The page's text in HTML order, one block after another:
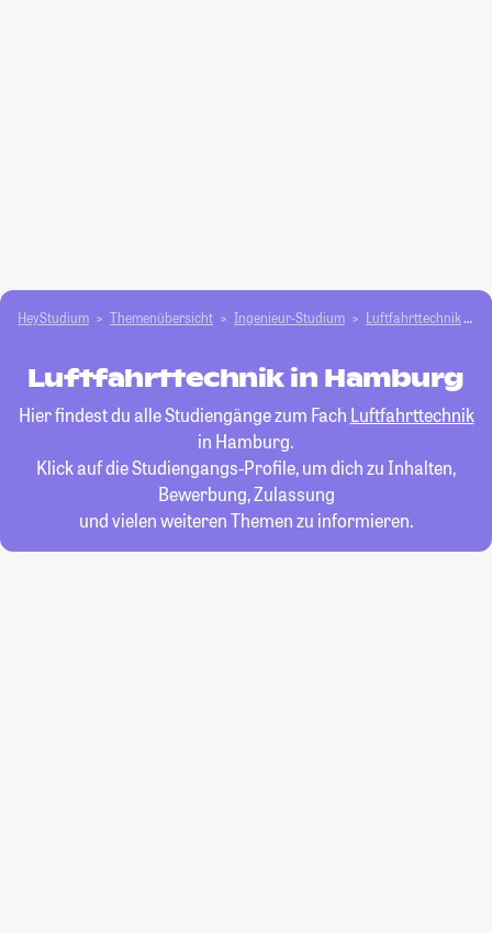
HeyStudium Themenübersicht Ingenieur-Studium Luftfahrttechnik
Luftfahrttechnik in Hamburg
Hier findest du alle Studiengänge zum Fach Luftfahrttechnik
in Hamburg.
Klick auf die Studiengangs-Profile, um dich zu Inhalten,
Bewerbung, Zulassung
und vielen weiteren Themen zu informieren.